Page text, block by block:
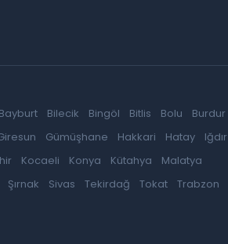
Bayburt Bilecik Bingöl Bitlis Bolu
Burdur
Gümüşhane Hakkari Hatay
Iğdır
Kocaeli Konya Kütahya
Malatya
Şırnak Sivas Tekirdağ Tokat
Trabzon